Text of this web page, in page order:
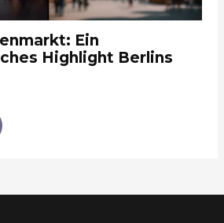
Ein
Highlight Berlins